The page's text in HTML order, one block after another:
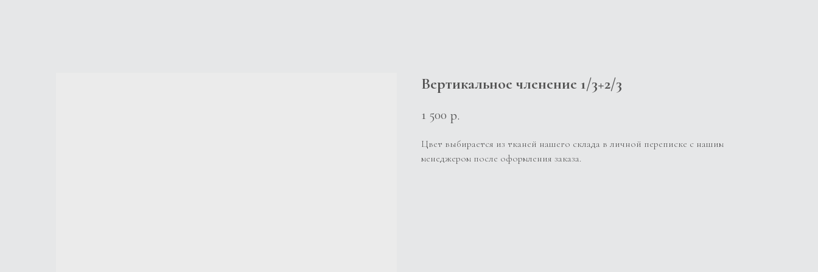
Вертикальное членение 1/3+2/3
1 500 р.
Цвет выбирается из тканей нашего склада в личной переписке с нашим
менеджером после оформления заказа.